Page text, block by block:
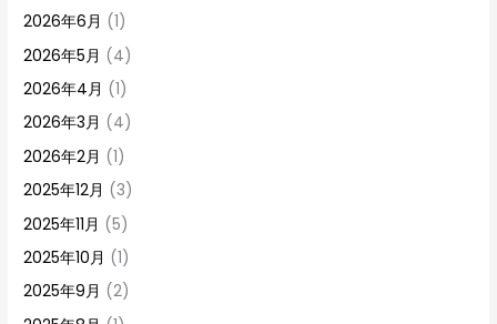
2026年6月 (1)
2026年5月 (4)
2026年4月 (1)
2026年3月 (4)
2026年2月 (1)
2025年12月 (3)
2025年11月 (5)
2025年10月 (1)
2025年9月 (2)